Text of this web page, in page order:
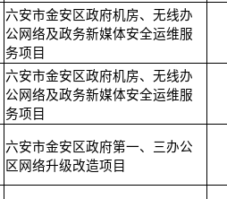
六安市金安区政府机房、无线办
公网络及政务新媒体安全运维服
务项目
六安市金安区政府机房、无线办
公网络及政务新媒体安全运维服
务项目
六安市金安区政府第一、三办公
区网络升级改造项目